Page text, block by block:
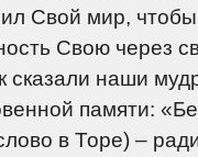
Свой мир, чтобы
Свою через
сказали наши
памяти:
в Торе) –